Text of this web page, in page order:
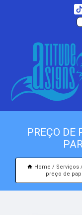
PREÇO DE
Home Serviços
preço de